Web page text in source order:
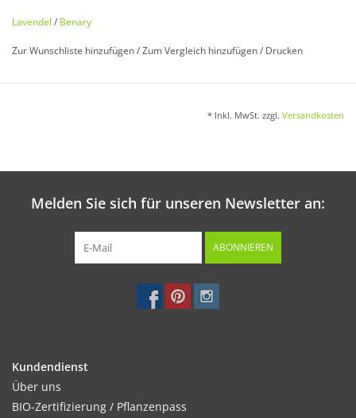
beliebt. Mehrjährig. 50 cm.
Bei ca. 15 °C in 2 - 4 Wochen.
Pflanzabstand: 30 x 30 cm.
Lavendel / Benary
Zur Wunschliste hinzufügen/Zum Vergleich hinzufügen/ Drucken
* Inkl. MwSt. zzgl. Versandkosten
Melden Sie sich für unseren Newsletter an:
ABONNIEREN
Kundendienst
Über uns
BIO-Zertifizierung / Pflanzenpass